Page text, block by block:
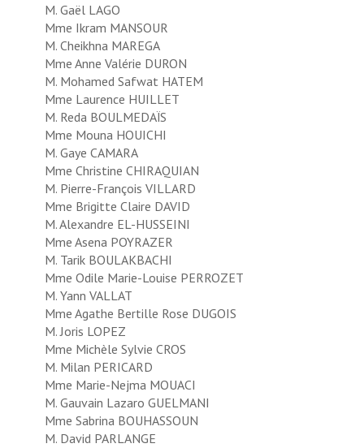
M. Gaël LAGO
Mme Ikram MANSOUR
M. Cheikhna MAREGA
Mme Anne Valérie DURON
M. Mohamed Safwat HATEM
Mme Laurence HUILLET
M. Reda BOULMEDAÏS
Mme Mouna HOUICHI
M. Gaye CAMARA
Mme Christine CHIRAQUIAN
M. Pierre-François VILLARD
Mme Brigitte Claire DAVID
M. Alexandre EL-HUSSEINI
Mme Asena POYRAZER
M. Tarik BOULAKBACHI
Mme Odile Marie-Louise PERROZET
M. Yann VALLAT
Mme Agathe Bertille Rose DUGOIS
M. Joris LOPEZ
Mme Michèle Sylvie CROS
M. Milan PERICARD
Mme Marie-Nejma MOUACI
M. Gauvain Lazaro GUELMANI
Mme Sabrina BOUHASSOUN
M. David PARLANGE